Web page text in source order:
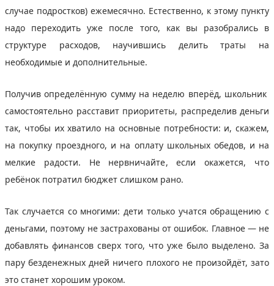
случае подростков) ежемесячно. Естественно, к этому пункту
надо переходить уже после того, как вы разобрались в
структуре расходов, научившись делить траты на
необходимые и дополнительные.
Получив определённую сумму на неделю вперёд, школьник
самостоятельно расставит приоритеты, распределив деньги
так, чтобы их хватило на основные потребности: и, скажем,
на покупку проездного, и на оплату школьных обедов, и на
мелкие радости. Не нервничайте, если окажется, что
ребёнок потратил бюджет слишком рано.
Так случается со многими: дети только учатся обращению с
деньгами, поэтому не застрахованы от ошибок. Главное — не
добавлять финансов сверх того, что уже было выделено. За
пару безденежных дней ничего плохого не произойдёт, зато
это станет хорошим уроком.